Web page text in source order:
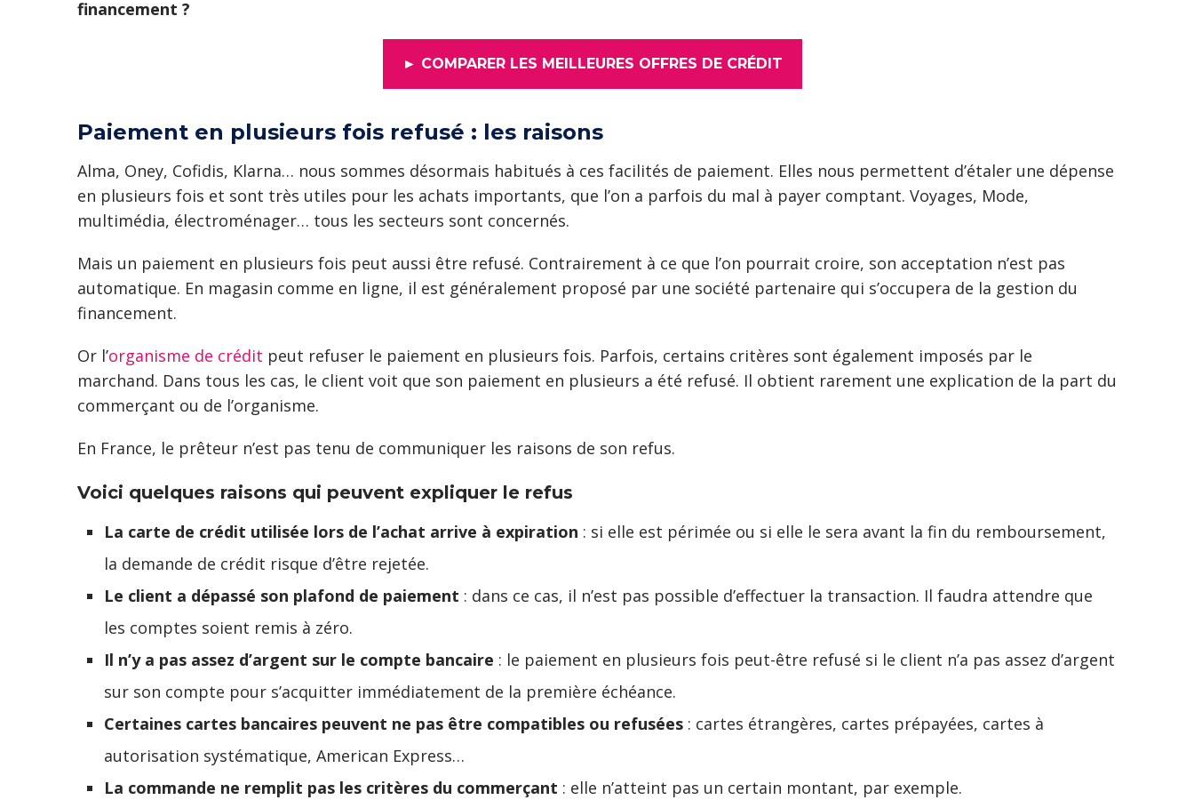
financement ?
► COMPARER LES MEILLEURES OFFRES DE CRÉDIT
Paiement en plusieurs fois refusé : les raisons
Alma, Oney, Cofidis, Klarna… nous sommes désormais habitués à ces facilités de paiement. Elles nous permettent d’étaler une dépense
en plusieurs fois et sont très utiles pour les achats importants, que l’on a parfois du mal à payer comptant. Voyages, Mode,
multimédia, électroménager… tous les secteurs sont concernés.
Mais un paiement en plusieurs fois peut aussi être refusé. Contrairement à ce que l’on pourrait croire, son acceptation n’est pas
automatique. En magasin comme en ligne, il est généralement proposé par une société partenaire qui s’occupera de la gestion du
financement.
Or l’organisme de crédit peut refuser le paiement en plusieurs fois. Parfois, certains critères sont également imposés par le
marchand. Dans tous les cas, le client voit que son paiement en plusieurs a été refusé. Il obtient rarement une explication de la part du
commerçant ou de l’organisme.
En France, le prêteur n’est pas tenu de communiquer les raisons de son refus.
Voici quelques raisons qui peuvent expliquer le refus
La carte de crédit utilisée lors de l’achat arrive à expiration : si elle est périmée ou si elle le sera avant la fin du remboursement,
la demande de crédit risque d’être rejetée.
Le client a dépassé son plafond de paiement : dans ce cas, il n’est pas possible d’effectuer la transaction. Il faudra attendre que
les comptes soient remis à zéro.
Il n’y a pas assez d’argent sur le compte bancaire : le paiement en plusieurs fois peut-être refusé si le client n’a pas assez d’argent
sur son compte pour s’acquitter immédiatement de la première échéance.
Certaines cartes bancaires peuvent ne pas être compatibles ou refusées : cartes étrangères, cartes prépayées, cartes à
autorisation systématique, American Express…
La commande ne remplit pas les critères du commerçant : elle n’atteint pas un certain montant, par exemple.